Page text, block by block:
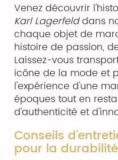
Venez découvrir
Karl Lagerfelddans
chaque objet de
histoire de passion,
Laissez-vous
icône de la mode et
l'expérience d'une
époques tout en
d'authenticité et
Conseils
pour la durabilité